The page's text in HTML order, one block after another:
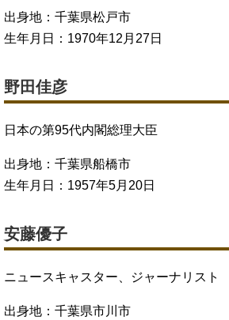
出身地：千葉県松戸市
生年月日：1970年12月27日
野田佳彦
日本の第95代内閣総理大臣
出身地：千葉県船橋市
生年月日：1957年5月20日
安藤優子
ニュースキャスター、ジャーナリスト
出身地：千葉県市川市